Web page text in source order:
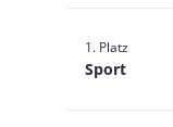
1. Platz
Sport